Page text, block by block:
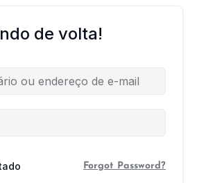
de volta!
Forgot Password?